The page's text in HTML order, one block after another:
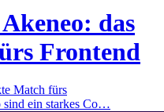
das
Frontend
Match fürs
sind ein starkes Co…